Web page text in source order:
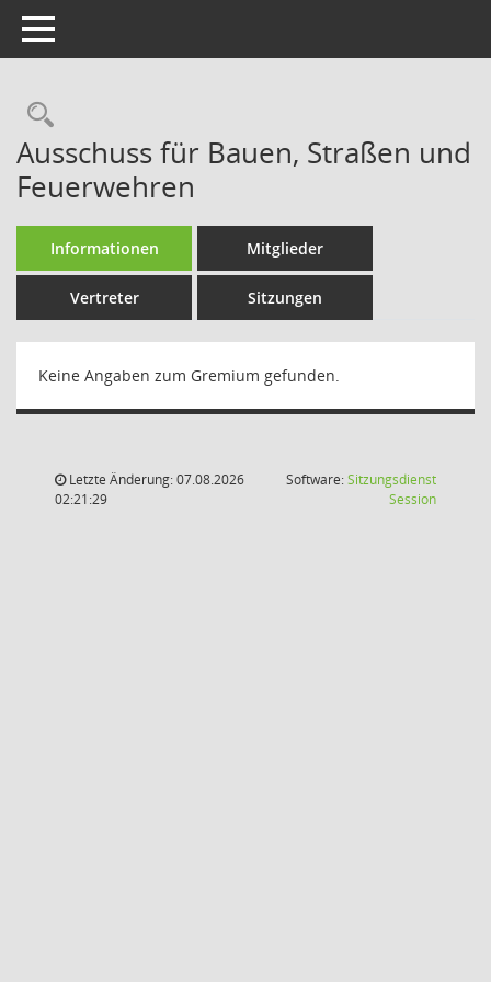
Toggle navigation
Rechercheauswahl
Ausschuss für Bauen, Straßen und
Feuerwehren
Informationen Mitglieder
Vertreter Sitzungen
Keine Angaben zum Gremium gefunden.
Letzte Änderung: 07.08.2026
02:21:29
Software:Sitzungsdienst
Session(Wird in